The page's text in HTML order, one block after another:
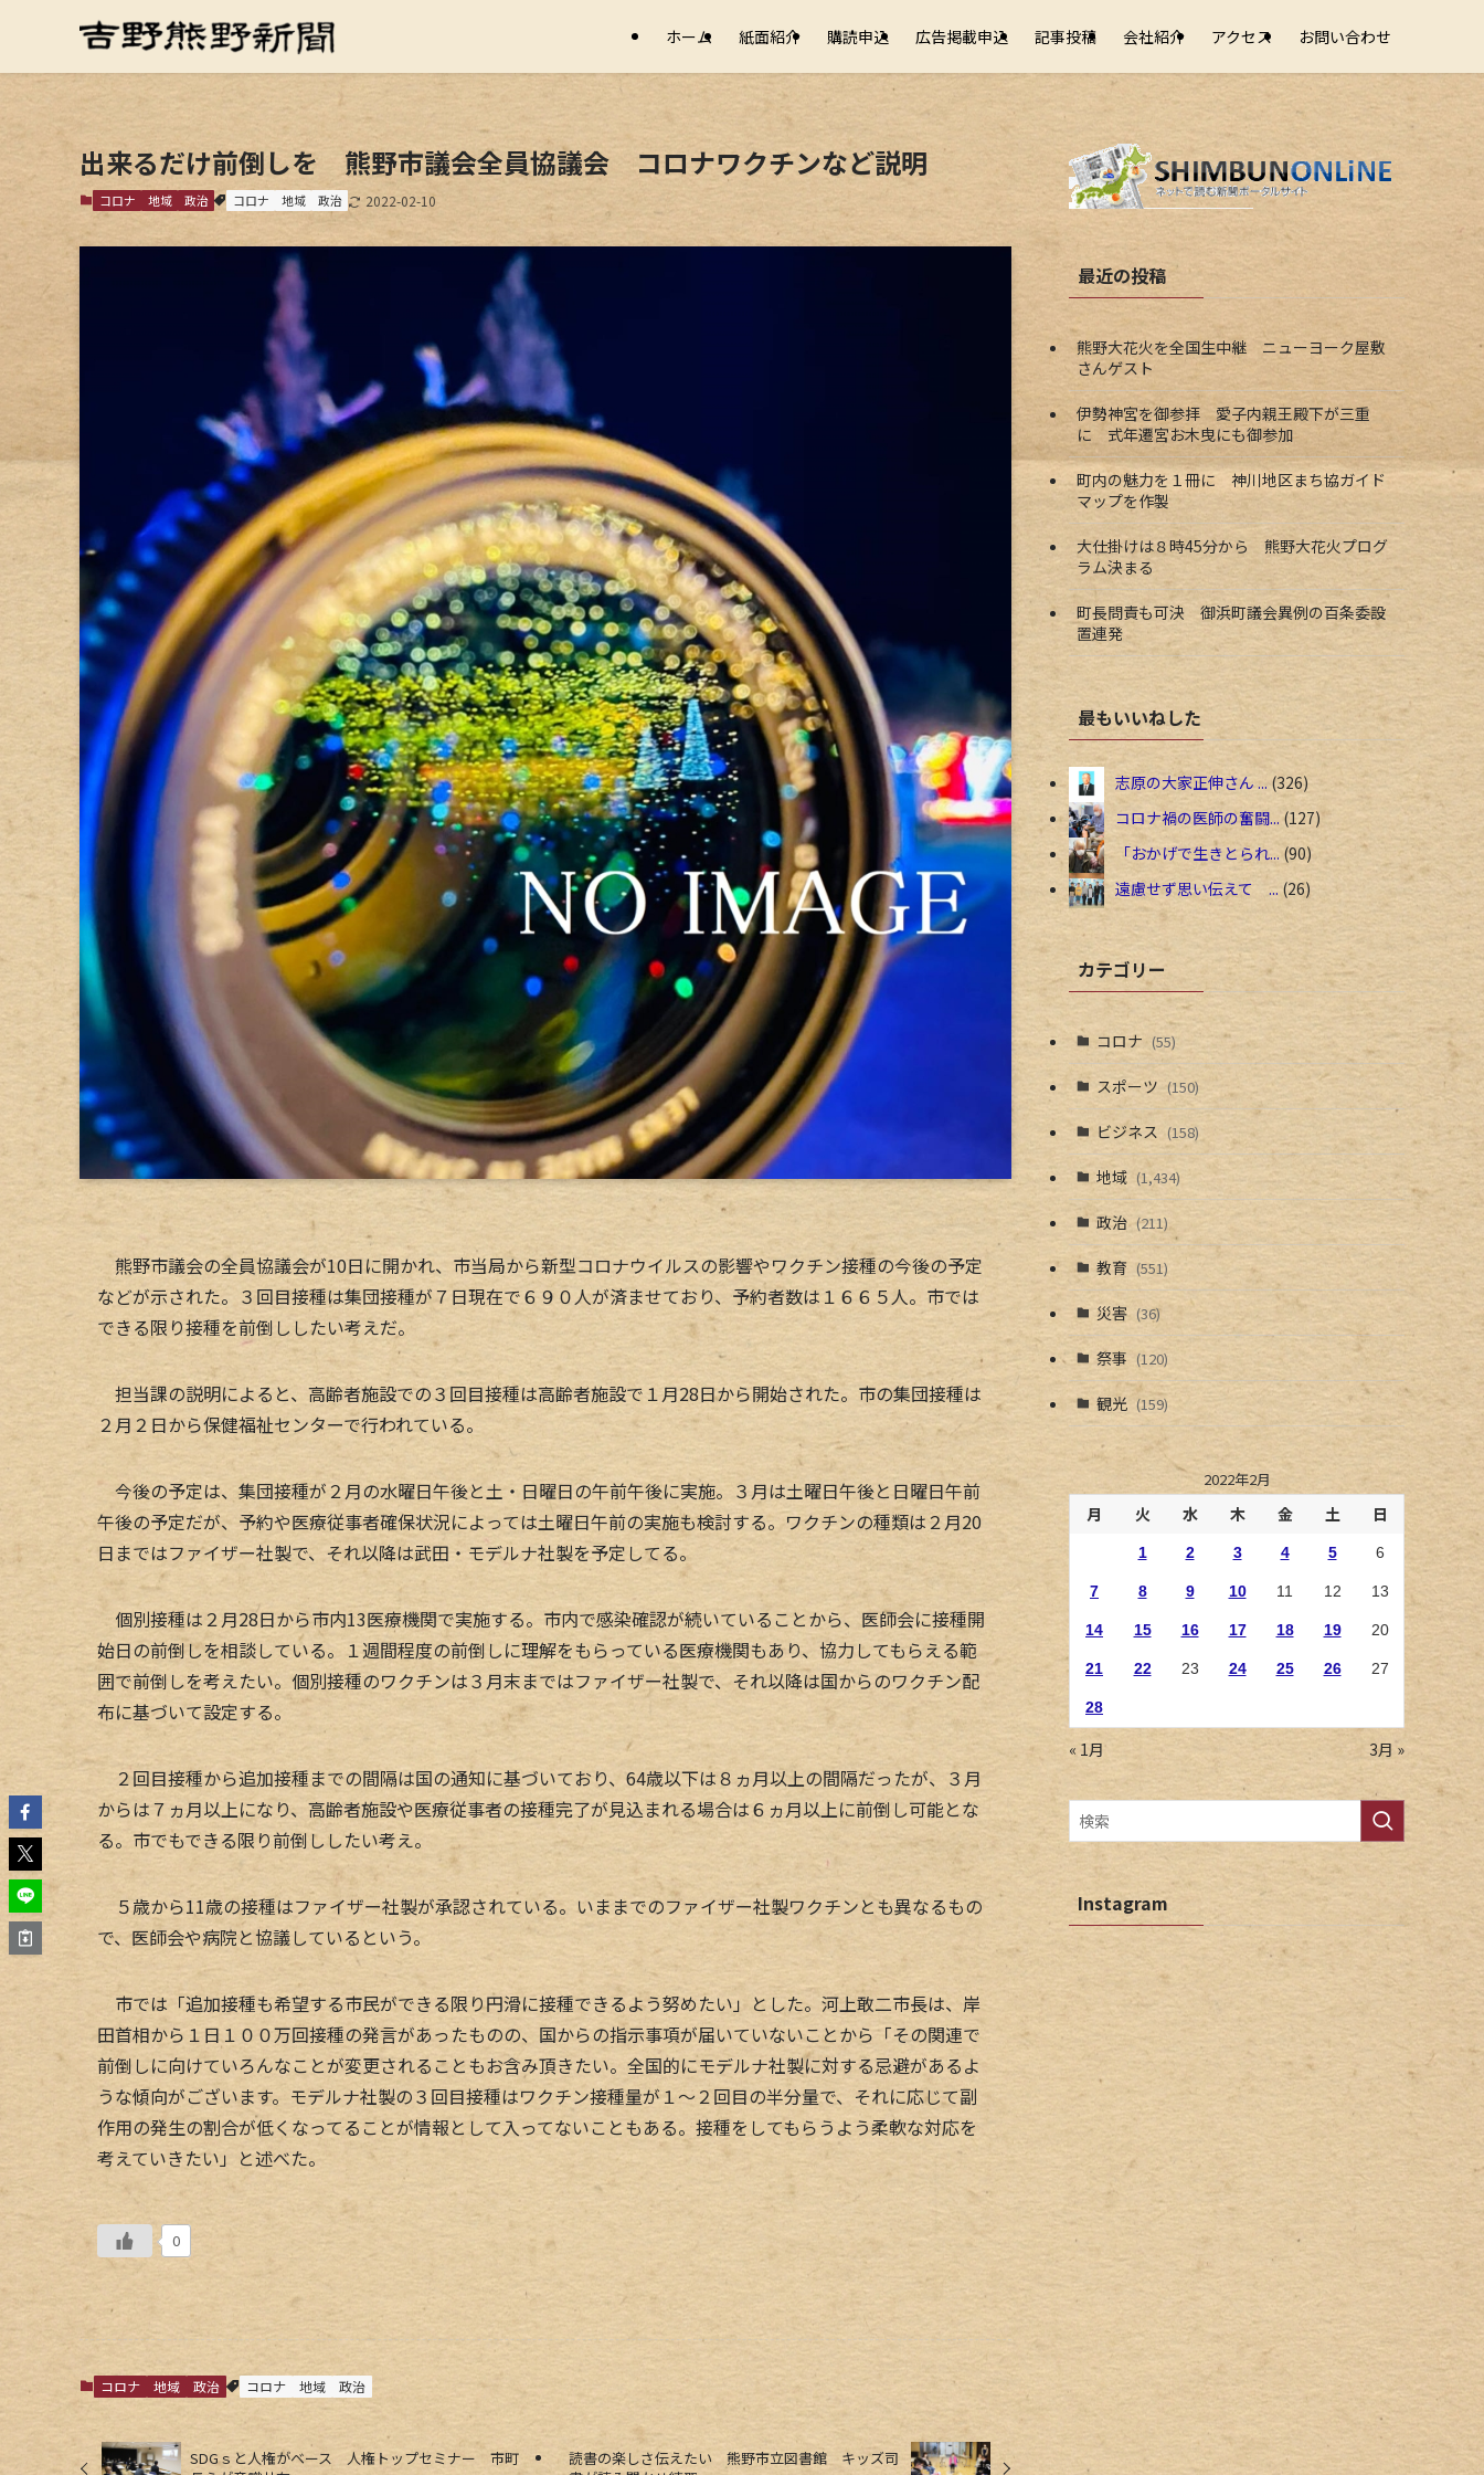
ホーム 紙面紹介 購読申込 広告掲載申込 記事投稿 会社紹介 アクセス お問い合わせ
出来るだけ前倒しを 熊野市議会全員協議会 コロナワクチンなど説明
コロナ 地域 政治 コロナ 地域 政治 2022-02-10
熊野市議会の全員協議会が10日に開かれ、市当局から新型コロナウイルスの影響やワクチン接種の今後の予定
などが示された。３回目接種は集団接種が７日現在で６９０人が済ませており、予約者数は１６６５人。市では
できる限り接種を前倒ししたい考えだ。
担当課の説明によると、高齢者施設での３回目接種は高齢者施設で１月28日から開始された。市の集団接種は
２月２日から保健福祉センターで行われている。
今後の予定は、集団接種が２月の水曜日午後と土・日曜日の午前午後に実施。３月は土曜日午後と日曜日午前
午後の予定だが、予約や医療従事者確保状況によっては土曜日午前の実施も検討する。ワクチンの種類は２月20
日まではファイザー社製で、それ以降は武田・モデルナ社製を予定してる。
個別接種は２月28日から市内13医療機関で実施する。市内で感染確認が続いていることから、医師会に接種開
始日の前倒しを相談している。１週間程度の前倒しに理解をもらっている医療機関もあり、協力してもらえる範
囲で前倒しを考えたい。個別接種のワクチンは３月末まではファイザー社製で、それ以降は国からのワクチン配
布に基づいて設定する。
２回目接種から追加接種までの間隔は国の通知に基づいており、64歳以下は８ヵ月以上の間隔だったが、３月
からは７ヵ月以上になり、高齢者施設や医療従事者の接種完了が見込まれる場合は６ヵ月以上に前倒し可能とな
る。市でもできる限り前倒ししたい考え。
５歳から11歳の接種はファイザー社製が承認されている。いままでのファイザー社製ワクチンとも異なるもの
で、医師会や病院と協議しているという。
市では「追加接種も希望する市民ができる限り円滑に接種できるよう努めたい」とした。河上敢二市長は、岸
田首相から１日１００万回接種の発言があったものの、国からの指示事項が届いていないことから「その関連で
前倒しに向けていろんなことが変更されることもお含み頂きたい。全国的にモデルナ社製に対する忌避があるよ
うな傾向がございます。モデルナ社製の３回目接種はワクチン接種量が１～２回目の半分量で、それに応じて副
作用の発生の割合が低くなってることが情報として入ってないこともある。接種をしてもらうよう柔軟な対応を
考えていきたい」と述べた。
0
コロナ 地域 政治 コロナ 地域 政治
SDGｓと人権がベース 人権トップセミナー 市町
読書の楽しさ伝えたい 熊野市立図書館 キッズ司
最近の投稿
熊野大花火を全国生中継 ニューヨーク屋敷
さんゲスト
伊勢神宮を御参拝 愛子内親王殿下が三重
に 式年遷宮お木曳にも御参加
町内の魅力を１冊に 神川地区まち協ガイド
マップを作製
大仕掛けは８時45分から 熊野大花火プログ
ラム決まる
町長問責も可決 御浜町議会異例の百条委設
置連発
最もいいねした
志原の大家正伸さん ... 326
コロナ禍の医師の奮闘... 127
「おかげで生きとられ... 90
遠慮せず思い伝えて ... 26
カテゴリー
コロナ (55)
スポーツ (150)
ビジネス (158)
地域 (1,434)
政治 (211)
教育 (551)
災害 (36)
祭事 (120)
観光 (159)
2022年2月
月 火 水 木 金 土 日
1 2 3 4 5 6
7 8 9 10 11 12 13
14 15 16 17 18 19 20
21 22 23 24 25 26 27
28
« 1月 3月 »
Instagram